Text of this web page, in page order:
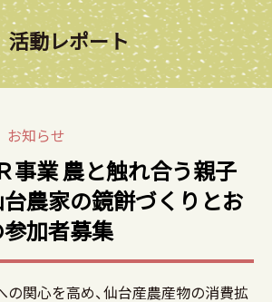
活動レポート
お知らせ
事業 農と触れ合う親子
台農家の鏡餅づくりとお
参加者募集
の関心を高め、仙台産農産物の消費拡